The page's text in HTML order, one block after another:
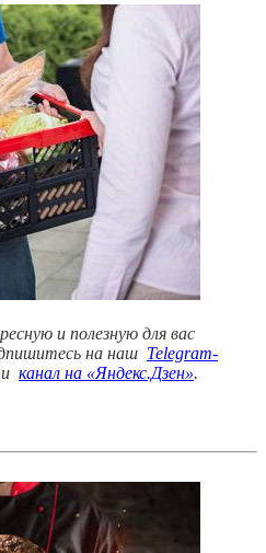
и полезную для вас
на наш Telegram-
канал на «Яндекс.Дзен».